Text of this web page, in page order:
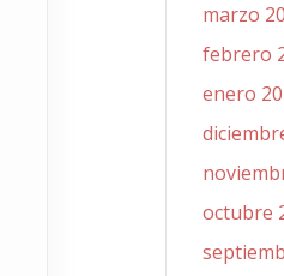
marzo
febrero
enero
octubre